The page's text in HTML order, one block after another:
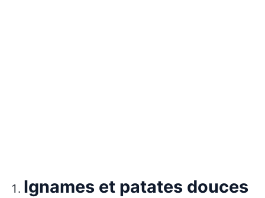
Ignames et patates douces